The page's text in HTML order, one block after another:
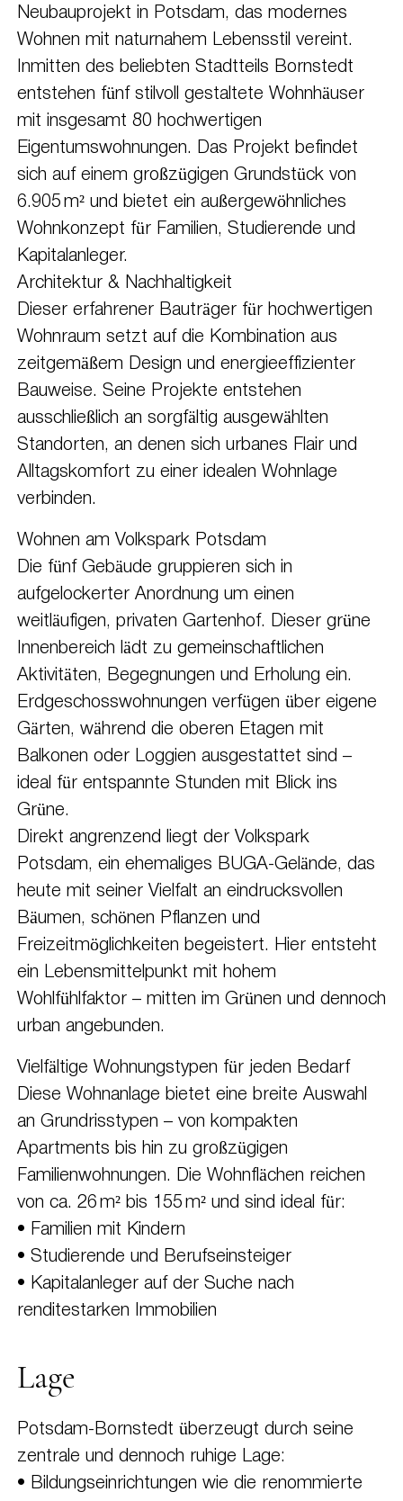
Neubauprojekt in Potsdam, das modernes
Wohnen mit naturnahem Lebensstil vereint.
Inmitten des beliebten Stadtteils Bornstedt
entstehen fünf stilvoll gestaltete Wohnhäuser
mit insgesamt 80 hochwertigen
Eigentumswohnungen. Das Projekt befindet
sich auf einem großzügigen Grundstück von
6.905 m² und bietet ein außergewöhnliches
Wohnkonzept für Familien, Studierende und
Kapitalanleger.
Architektur & Nachhaltigkeit
Dieser erfahrener Bauträger für hochwertigen
Wohnraum setzt auf die Kombination aus
zeitgemäßem Design und energieeffizienter
Bauweise. Seine Projekte entstehen
ausschließlich an sorgfältig ausgewählten
Standorten, an denen sich urbanes Flair und
Alltagskomfort zu einer idealen Wohnlage
verbinden.
Wohnen am Volkspark Potsdam
Die fünf Gebäude gruppieren sich in
aufgelockerter Anordnung um einen
weitläufigen, privaten Gartenhof. Dieser grüne
Innenbereich lädt zu gemeinschaftlichen
Aktivitäten, Begegnungen und Erholung ein.
Erdgeschosswohnungen verfügen über eigene
Gärten, während die oberen Etagen mit
Balkonen oder Loggien ausgestattet sind –
ideal für entspannte Stunden mit Blick ins
Grüne.
Direkt angrenzend liegt der Volkspark
Potsdam, ein ehemaliges BUGA-Gelände, das
heute mit seiner Vielfalt an eindrucksvollen
Bäumen, schönen Pflanzen und
Freizeitmöglichkeiten begeistert. Hier entsteht
ein Lebensmittelpunkt mit hohem
Wohlfühlfaktor – mitten im Grünen und dennoch
urban angebunden.
Vielfältige Wohnungstypen für jeden Bedarf
Diese Wohnanlage bietet eine breite Auswahl
an Grundrisstypen – von kompakten
Apartments bis hin zu großzügigen
Familienwohnungen. Die Wohnflächen reichen
von ca. 26 m² bis 155 m² und sind ideal für:
• Familien mit Kindern
• Studierende und Berufseinsteiger
• Kapitalanleger auf der Suche nach
renditestarken Immobilien
Lage
Potsdam-Bornstedt überzeugt durch seine
zentrale und dennoch ruhige Lage:
• Bildungseinrichtungen wie die renommierte